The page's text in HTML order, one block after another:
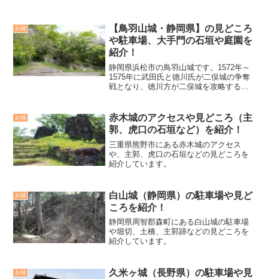
お城
【鳥羽山城・静岡県】の見どころ
や駐車場、大手門の石垣や庭園を
紹介！
静岡県浜松市の鳥羽山城です。1572年～
1575年に武田氏と徳川氏が二俣城の争奪
戦となり、徳川方が二俣城を攻略する為
吉晴が二俣城と鳥羽山城を領有すると、
主要部に石垣...
お城
赤木城のアクセスや見どころ（主
郭、虎口の石垣など）を紹介！
三重県熊野市にある赤木城のアクセス
や、主郭、虎口の石垣などの見どころを
紹介しています。
お城
白山城（静岡県）の駐車場や見ど
ころを紹介！
静岡県周智郡森町にある白山城の駐車場
や堀切、土橋、主郭跡などの見どころを
紹介しています。
お城
久米ヶ城（長野県）の駐車場や見